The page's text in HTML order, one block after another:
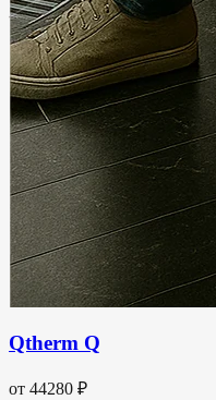
Qtherm Q
от 44280 ₽